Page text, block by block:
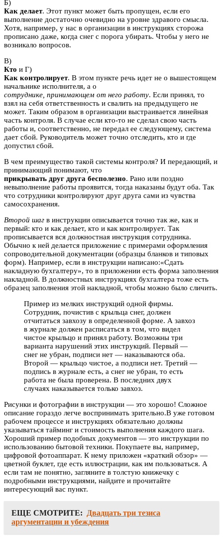
Б)
Как делает. Этот пункт может быть пропущен, если его
выполнение достаточно очевидно на уровне здравого смысла.
Хотя, например, у нас в организации в инструкциях сторожа
прописано даже, когда снег с порога убирать. Чтобы у него не
возникало вопросов.
B)
Кто и Г)
Как контролирует. В этом пункте речь идет не о вышестоящем
начальнике исполнителя, а о
сотруднике, принимающем от него работу. Если принял, то
взял на себя ответственность и свалить на предыдущего не
может. Таким образом в организации выстраивается линейная
часть контроля. В случае если кто-то не сделал свою часть
работы и, соответственно, не передал ее следующему, система
дает сбой. Руководитель может точно отследить, кто и где
допустил сбой.
В чем преимущество такой системы контроля? И передающий, и
принимающий понимают, что
прикрывать друг друга бесполезно. Рано или поздно
невыполнение работы проявится, тогда наказаны будут оба. Так
что сотрудники контролируют друг друга сами из чувства
самосохранения.
Второй шаг в инструкции описывается точно так же, как и
первый: кто и как делает, кто и как контролирует. Так
прописывается вся должностная инструкция сотрудника.
Обычно к ней делается приложение с примерами оформления
сопроводительной документации (образцы бланков и типовых
форм). Например, если в инструкции написано:«Сдать
накладную бухгалтеру», то в приложении есть форма заполнения
накладной. В должностных инструкциях бухгалтера тоже есть
образец заполнения этой накладной, чтобы можно было сличить.
Пример из мелких инструкций одной фирмы.
Сотрудник, почистив с крыльца снег, должен
отчитаться завхозу в определенной форме. А завхоз
в журнале должен расписаться в том, что видел
чистое крыльцо и принял работу. Возможны три
варианта нарушений этих инструкций. Первый —
снег не убран, подписи нет — наказываются оба.
Второй — крыльцо чистое, а подписи нет. Третий —
подпись в журнале есть, а снег не убран, то есть
работа не была проверена. В последних двух
случаях наказывается только завхоз.
Рисунки и фотографии в инструкции — это хорошо! Сложное
описание гораздо легче воспринимать зрительно.В уже готовом
рабочем процессе и инструкциях обязательно должны
указываться тайминг и стоимость выполнения каждого шага.
Хороший пример подобных документов — это инструкции по
использованию бытовой техники. Покупаете вы, например,
цифровой фотоаппарат. К нему приложен «краткий обзор» —
цветной буклет, где есть иллюстрации, как им пользоваться. А
если там не понятно, загляните в толстую книжечку с
подробными инструкциями, найдите и прочитайте
интересующий вас пункт.
ЕЩЕ СМОТРИТЕ: Двадцать три тезиса
аргументации и убеждения